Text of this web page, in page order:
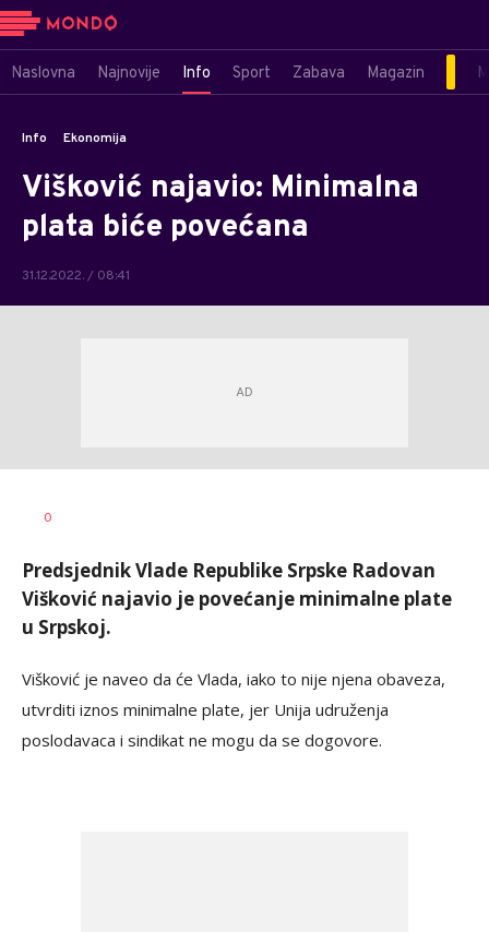
Naslovna Najnovije Info Sport Zabava Magazin
Info Ekonomija
Višković najavio: Minimalna
plata biće povećana
31.12.2022. / 08:41
AUTOR
0
Predsjednik Vlade Republike Srpske Radovan
Višković najavio je povećanje minimalne plate
u Srpskoj.
Višković je naveo da će Vlada, iako to nije njena obaveza,
utvrditi iznos minimalne plate, jer Unija udruženja
poslodavaca i sindikat ne mogu da se dogovore.